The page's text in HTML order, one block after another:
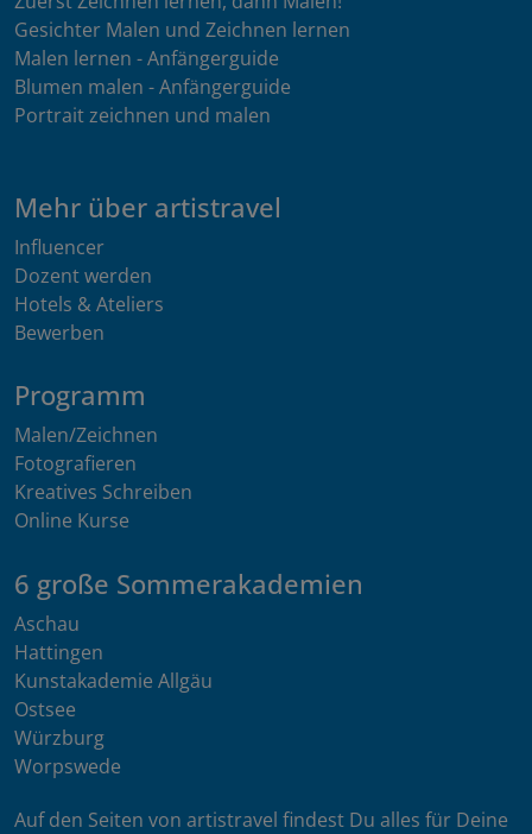
Gesichter Malen und Zeichnen lernen
Malen lernen - Anfängerguide
Blumen malen - Anfängerguide
Portrait zeichnen und malen
Mehr über artistravel
Influencer
Dozent werden
Hotels & Ateliers
Bewerben
Programm
Malen/Zeichnen
Fotografieren
Kreatives Schreiben
Online Kurse
6 große Sommerakademien
Aschau
Hattingen
Kunstakademie Allgäu
Ostsee
Würzburg
Worpswede
Auf den Seiten von artistravel findest Du alles für Deine